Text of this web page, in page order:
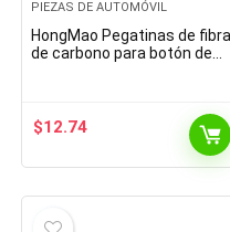
PIEZAS DE AUTOMÓVIL
HongMao Pegatinas de fibra
de carbono para botón de
$12.74